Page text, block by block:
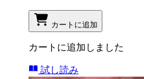
カートに追加
カートに追加しました
試し読み